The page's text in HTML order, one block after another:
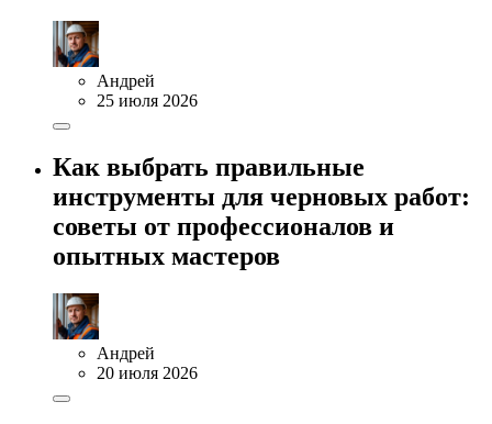
Андрей
25 июля 2026
Как выбрать правильные
инструменты для черновых работ:
советы от профессионалов и
опытных мастеров
Андрей
20 июля 2026